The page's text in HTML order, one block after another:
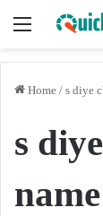
Menu
Home / s diye
s
name